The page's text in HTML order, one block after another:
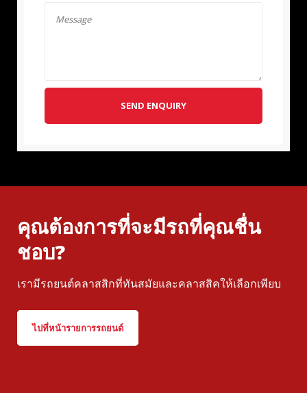
SEND ENQUIRY
คุณต้องการที่จะมีรถที่คุณชื่น
ชอบ?
เรามีรถยนต์คลาสสิกที่ทันสมัยและคลาสสิคให้เลือกเพียบ
ไปที่หน้ารายการรถยนต์